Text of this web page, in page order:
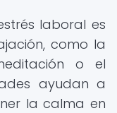
laboral es
como la
o el
ayudan a
la calma en